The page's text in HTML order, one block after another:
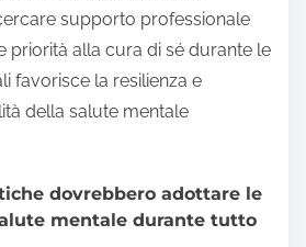
supporto professionale
priorità alla cura di sé durante le
favorisce la resilienza e
della salute mentale
dovrebbero adottare le
mentale durante tutto